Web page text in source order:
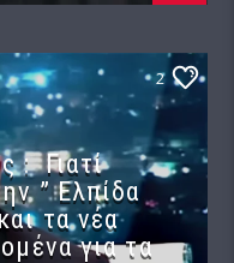
2
: Γιατί
” Ελπίδα
τα νέα
για τα